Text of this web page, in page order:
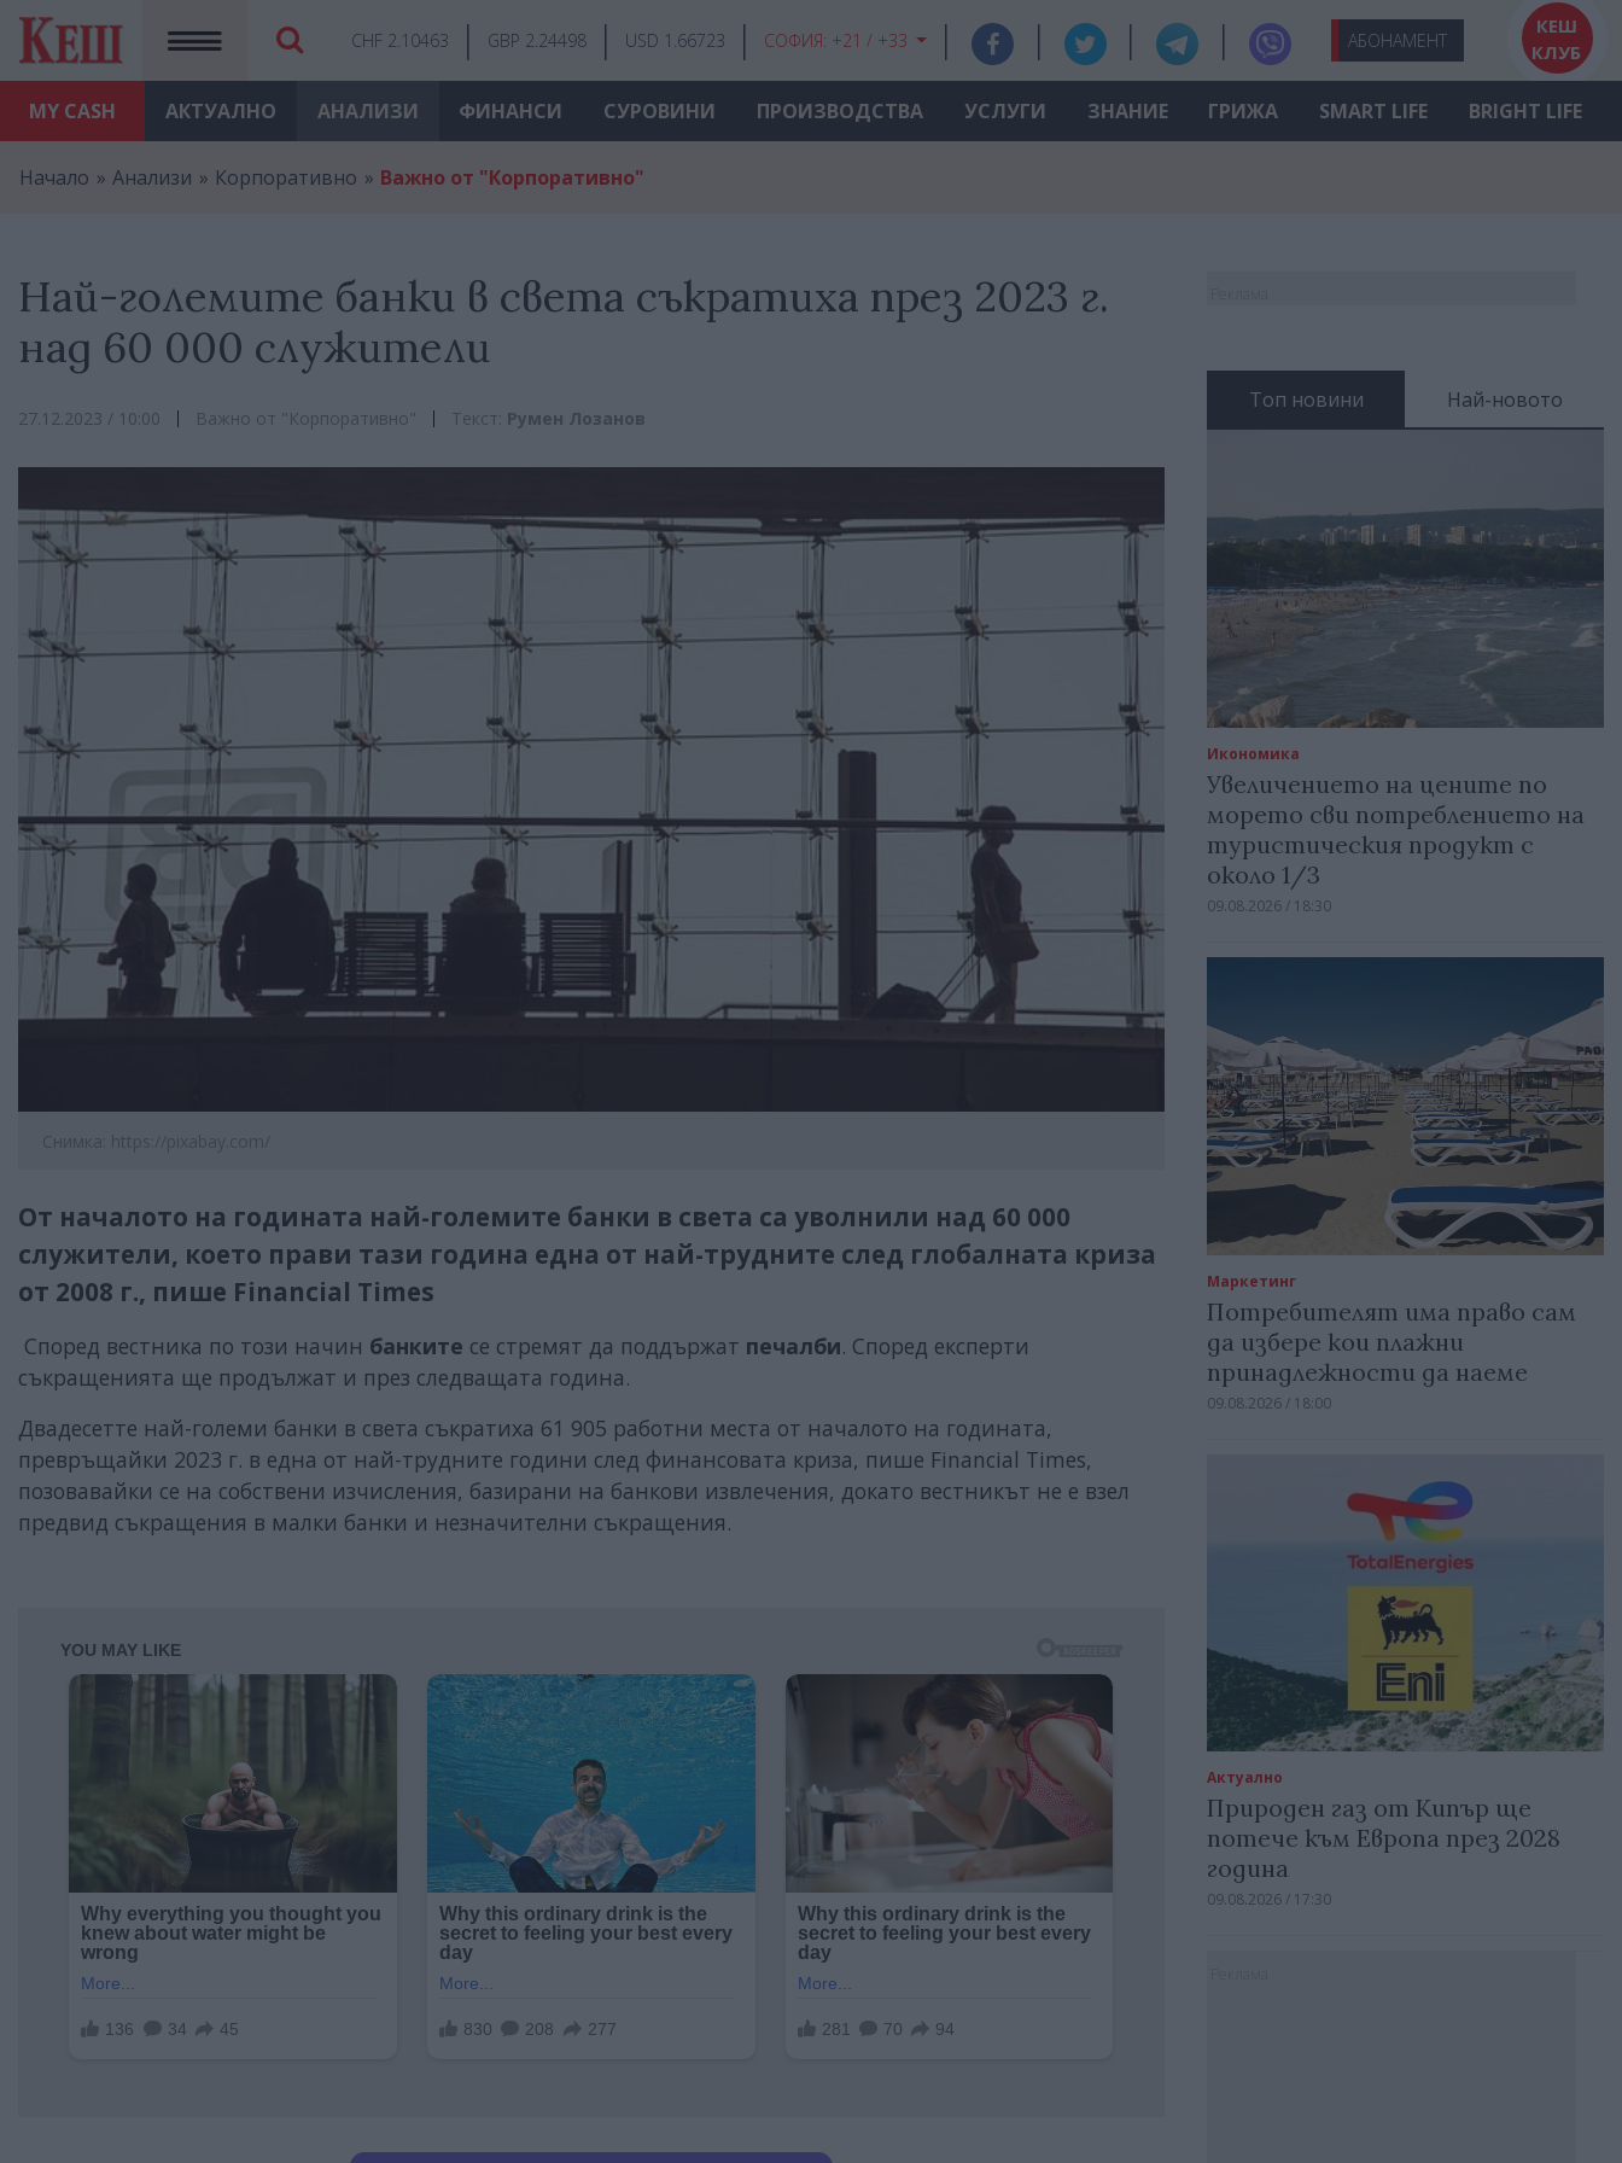
MY CASH
CHF 2.10463 GBP 2.24498 USD 1.66723 СОФИЯ: +21 / +33 АБОНАМЕНТ
КЕШ
КЛУБ
АКТУАЛНО АНАЛИЗИ ФИНАНСИ СУРОВИНИ ПРОИЗВОДСТВА УСЛУГИ ЗНАНИЕ ГРИЖА SMART LIFE BRIGHT LIFE
Начало Анализи Корпоративно Важно от "Корпоративно"
Най-големите банки в света съкратиха през 2023 г.
над 60 000 служители
27.12.2023 / 10:00 Важно от "Корпоративно" Текст: Румен Лозанов
Снимка: https://pixabay.com/
От началото на годината най-големите банки в света са уволнили над 60 000
служители, което прави тази година една от най-трудните след глобалната криза
от 2008 г., пише Financial Times
Според вестника по този начин банките се стремят да поддържат печалби. Според експерти
съкращенията ще продължат и през следващата година.
Двадесетте най-големи банки в света съкратиха 61 905 работни места от началото на годината,
превръщайки 2023 г. в една от най-трудните години след финансовата криза, пише Financial Times,
позовавайки се на собствени изчисления, базирани на банкови извлечения, докато вестникът не е взел
предвид съкращения в малки банки и незначителни съкращения.
Топ новини Най-новото
Икономика
Увеличението на цените по
морето сви потреблението на
туристическия продукт с
около 1/3
09.08.2026 / 18:30
Маркетинг
Потребителят има право сам
да избере кои плажни
принадлежности да наеме
09.08.2026 / 18:00
Актуално
Природен газ от Кипър ще
потече към Европа през 2028
година
09.08.2026 / 17:30